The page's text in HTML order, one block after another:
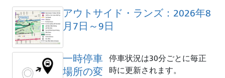
か
アウトサイド・ランズ：2026年8
月7日～9日
一時停車
場所の変
停車状況は30分ごとに毎正
時に更新されます。